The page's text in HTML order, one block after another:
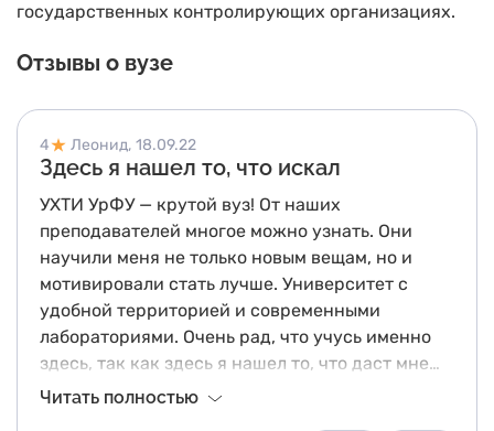
государственных контролирующих организациях.
Отзывы о вузе
4 18.09.22
Леонид,
Здесь я нашел то, что искал
УХТИ УрФУ — крутой вуз! От наших
преподавателей многое можно узнать. Они
научили меня не только новым вещам, но и
мотивировали стать лучше. Университет с
удобной территорией и современными
лабораториями. Очень рад, что учусь именно
здесь, так как здесь я нашел то, что даст мне
хороший старт в моей карьере.
Читать полностью